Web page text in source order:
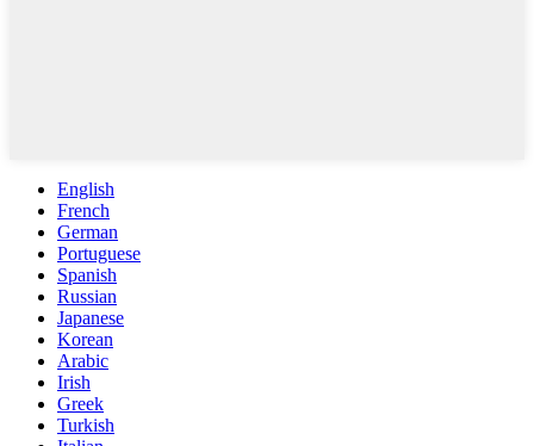
English
French
German
Portuguese
Spanish
Russian
Japanese
Korean
Arabic
Irish
Greek
Turkish